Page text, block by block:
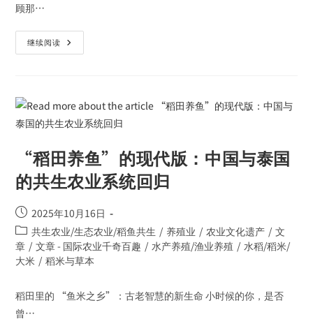
顾那…
继续阅读
“稻田养鱼”的现代版：中国与泰国
的共生农业系统回归
2025年10月16日
共生农业/生态农业/稻鱼共生 / 养殖业 / 农业文化遗产 / 文
章 / 文章 - 国际农业千奇百趣 / 水产养殖/渔业养殖 / 水稻/稻米/
大米 / 稻米与草本
稻田里的 “鱼米之乡”：古老智慧的新生命 小时候的你，是否
曾…